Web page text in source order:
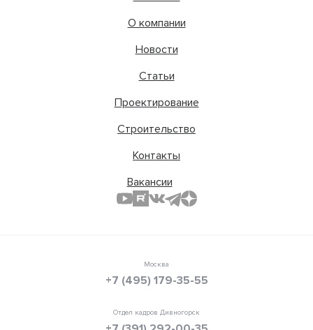
О компании
Новости
Статьи
Проектирование
Строительство
Контакты
Вакансии
Москва
+7 (495) 179-35-55
Отдел кадров Дивногорск